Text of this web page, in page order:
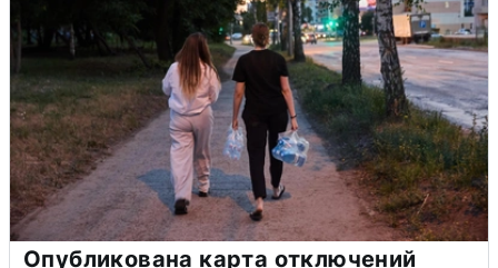
Опубликована карта отключений